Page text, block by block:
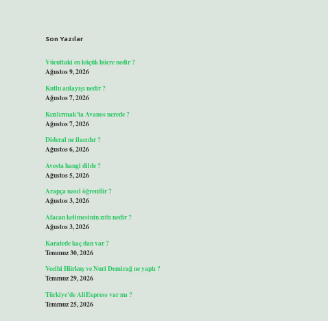
Son Yazılar
Vücuttaki en küçük hücre nedir ?
Ağustos 9, 2026
Kutlu anlayışı nedir ?
Ağustos 7, 2026
Kızılırmak’ta Avanos nerede ?
Ağustos 7, 2026
Dideral ne ilacıdır ?
Ağustos 6, 2026
Avesta hangi dilde ?
Ağustos 5, 2026
Arapça nasıl öğrenilir ?
Ağustos 3, 2026
Afacan kelimesinin zıttı nedir ?
Ağustos 3, 2026
Karatede kaç dan var ?
Temmuz 30, 2026
Vecihi Hürkuş ve Nuri Demirağ ne yaptı ?
Temmuz 29, 2026
Türkiye’de AliExpress var mı ?
Temmuz 25, 2026